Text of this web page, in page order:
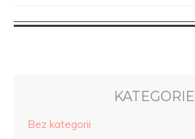
KATEGORIE
Bez kategorii